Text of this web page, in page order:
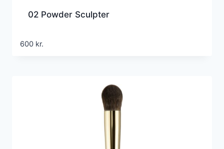
02 Powder Sculpter
600 kr.